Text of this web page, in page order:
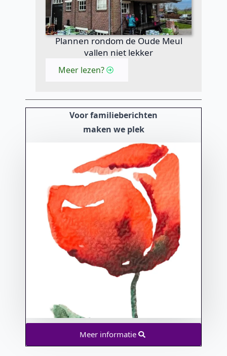
Plannen rondom de Oude Meul
vallen niet lekker
Meer lezen?
Voor familieberichten
maken we plek
Meer informatie